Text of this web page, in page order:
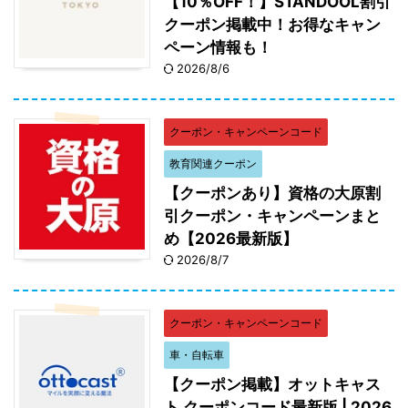
クーポン掲載中！お得なキャン
ペーン情報も！
2026/8/6
クーポン・キャンペーンコード
教育関連クーポン
【クーポンあり】資格の大原割
引クーポン・キャンペーンまと
め【2026最新版】
2026/8/7
クーポン・キャンペーンコード
車・自転車
【クーポン掲載】オットキャス